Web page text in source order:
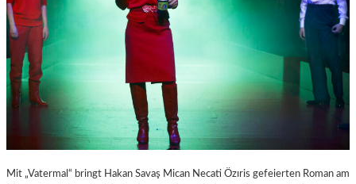
Mit „Vatermal“ bringt Hakan Savaş Mican Necati Özıris gefeierten Roman am